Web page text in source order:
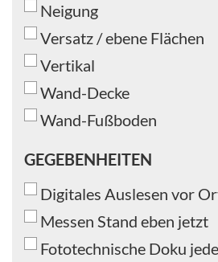
Neigung
Versatz / ebene Flächen
Vertikal
Wand-Decke
Wand-Fußboden
GEGEBENHEITEN
GEGEBENHEITEN
Digitales Auslesen vor
Messen Stand eben jetzt
Fototechnische Doku